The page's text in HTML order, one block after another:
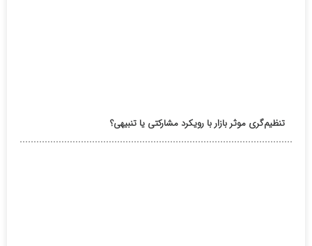
تنظیم‌گری موثر بازار با رویکرد مشارکتی یا تنبیهی؟